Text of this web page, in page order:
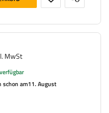
MwSt
schon am11. August